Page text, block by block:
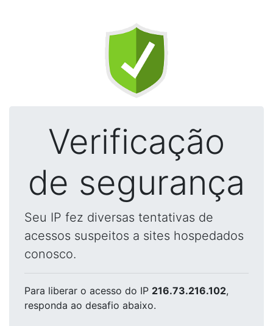
Verificação
de segurança
Seu IP fez diversas tentativas de
acessos suspeitos a sites hospedados
conosco.
Para liberar o acesso do IP 216.73.216.102,
responda ao desafio abaixo.